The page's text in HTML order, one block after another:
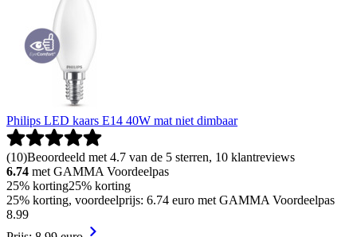
Philips LED kaars E14 40W mat niet dimbaar
(10)Beoordeeld met 4.7 van de 5 sterren, 10 klantreviews
6.74 met GAMMA Voordeelpas
25% korting25% korting
25% korting, voordeelprijs: 6.74 euro met GAMMA Voordeelpas
8.99